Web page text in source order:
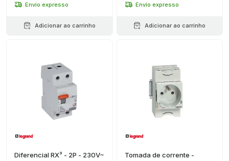
Envio expresso
Adicionar ao carrinho
Envio expresso
Adicionar ao carrinho
Diferencial RX³ - 2P - 230V~
Tomada de corrente -